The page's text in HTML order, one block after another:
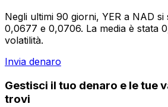
Negli ultimi 90 giorni, YER a NAD
0,0677 e 0,0706. La media è stata
volatilità.
Invia denaro
Gestisci il tuo denaro e le tue
trovi